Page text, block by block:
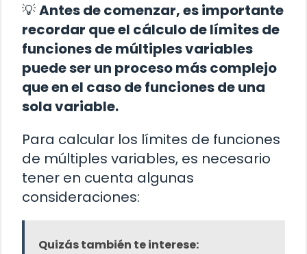
💡Antes de comenzar, es importante
recordar que el cálculo de límites de
funciones de múltiples variables
puede ser un proceso más complejo
que en el caso de funciones de una
sola variable.
Para calcular los límites de funciones
de múltiples variables, es necesario
tener en cuenta algunas
consideraciones:
Quizás también te interese: